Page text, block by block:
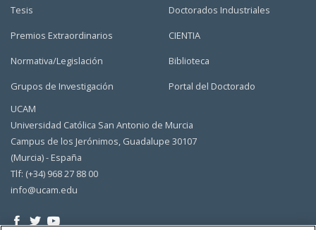
Tesis
Premios Extraordinarios
Normativa/Legislación
Grupos de Investigación
Doctorados Industriales
CIENTIA
Biblioteca
Portal del Doctorado
UCAM
Universidad Católica San Antonio de Murcia
Campus de los Jerónimos, Guadalupe 30107
(Murcia) - España
Tlf: (+34) 968 27 88 00
info@ucam.edu